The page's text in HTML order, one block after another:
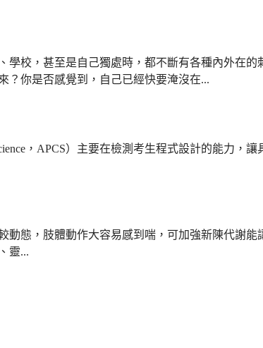
校，甚至是自己獨處時，都不斷有各種內外在的
？你是否感覺到，自己已經快要淹沒在...
，APCS）主要在檢測考生程式設計的能力
態，肢體動作大容易感到喘，可加強新陳代謝
靈...